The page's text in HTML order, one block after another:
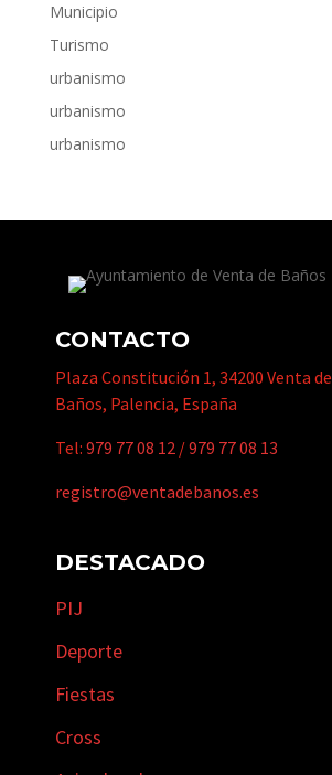
Municipio
Turismo
urbanismo
urbanismo
urbanismo
CONTACTO
Plaza Constitución 1, 34200 Venta de
Baños, Palencia, España
Tel: 979 77 08 12 /979 77 08 13
registro@ventadebanos.es
DESTACADO
PIJ
Deporte
Fiestas
Cross